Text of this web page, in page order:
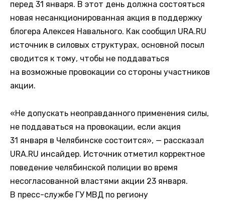
перед 31 января. В этот день должна состояться
новая несанкционированная акция в поддержку
блогера Алексея Навального. Как сообщил URA.RU
источник в силовых структурах, основной посыл
сводится к тому, чтобы не поддаваться
на возможные провокации со стороны участников
акции.
«Не допускать неоправданного применения силы,
не поддаваться на провокации, если акция
31 января в Челябинске состоится», — рассказал
URA.RU инсайдер. Источник отметил корректное
поведение челябинской полиции во время
несогласованной властями акции 23 января.
В пресс-службе ГУ МВД по региону